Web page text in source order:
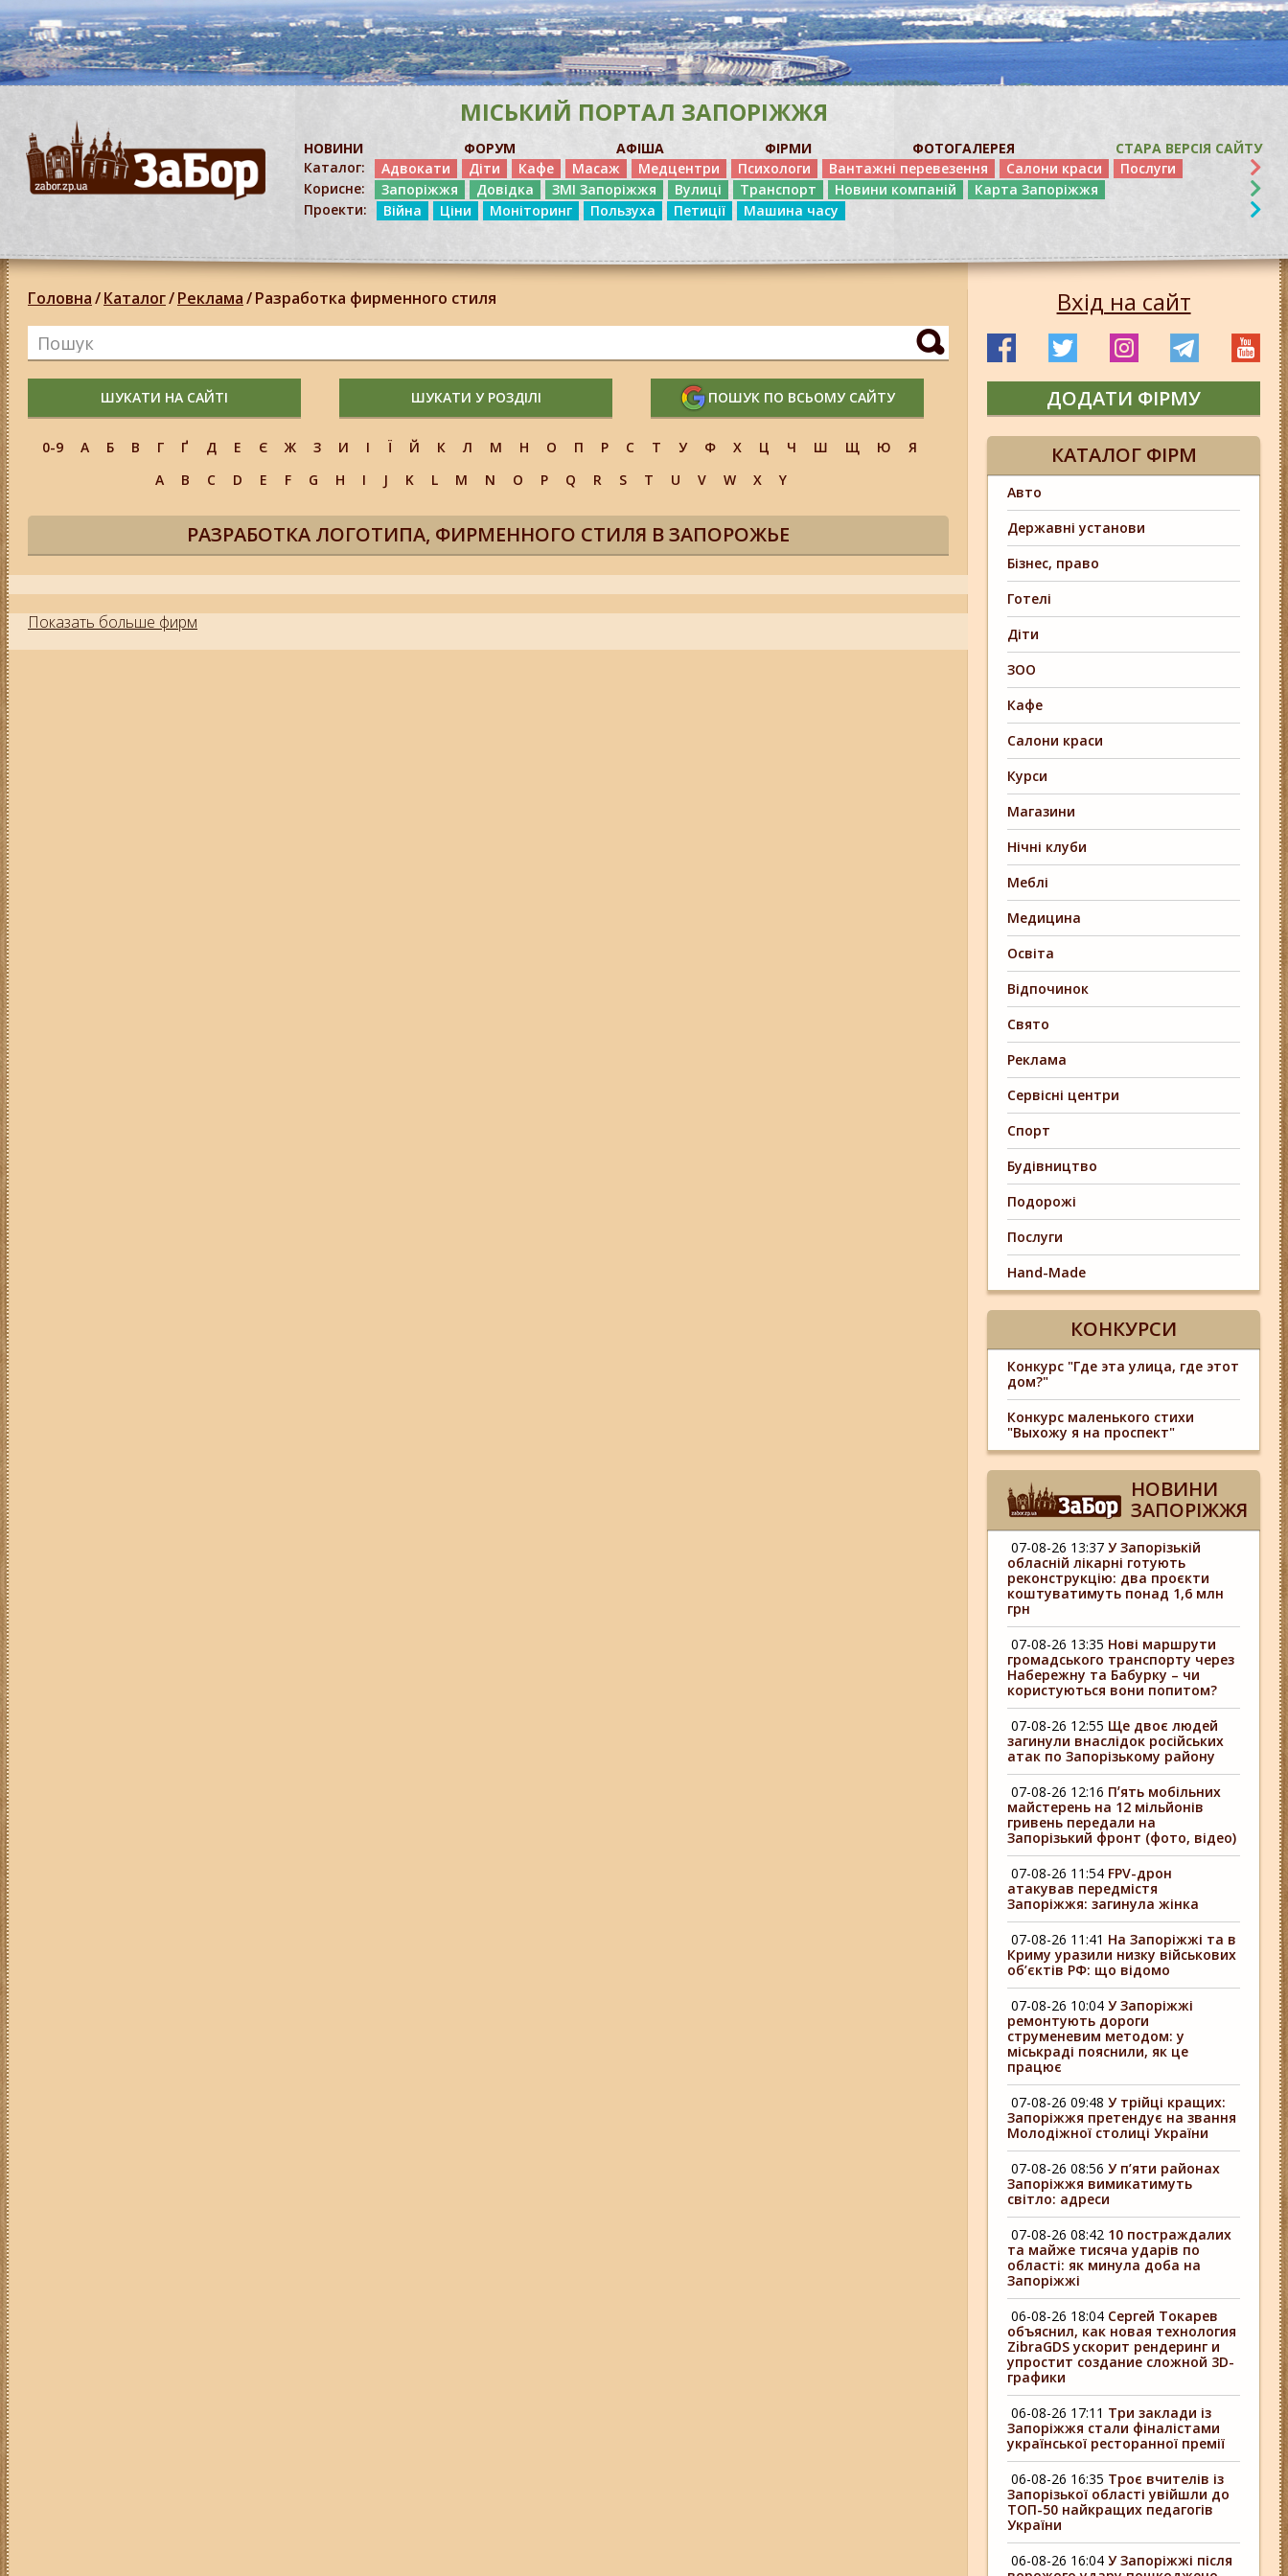
МІСЬКИЙ ПОРТАЛ ЗАПОРІЖЖЯ
НОВИНИ ФОРУМ АФІША ФІРМИ ФОТОГАЛЕРЕЯ
СТАРА ВЕРСІЯ САЙТУ
Каталог:
Адвокати Діти Кафе Масаж Медцентри Психологи Вантажні перевезення Салони краси
Послуги
Корисне:
Запоріжжя Довідка ЗМІ Запоріжжя Вулиці Транспорт Новини компаній
Карта Запоріжжя
Проекти:
Війна Ціни Моніторинг Пользуха Петиції Машина часу
Головна/Каталог/Реклама/Разработка фирменного стиля
ШУКАТИ НА САЙТІ ШУКАТИ У РОЗДІЛІ ПОШУК ПО ВСЬОМУ САЙТУ
0-9 А Б В Г Ґ Д Е Є Ж З И І Ї Й К Л М Н О П Р С Т У Ф Х Ц Ч Ш Щ Ю
Я
A
B C D E F G H I J K L M N O P Q R S T U V W X Y
РАЗРАБОТКА ЛОГОТИПА, ФИРМЕННОГО СТИЛЯ В ЗАПОРОЖЬЕ
Показать больше фирм
Вхід на сайт
ДОДАТИ ФІРМУ
КАТАЛОГ ФІРМ
Авто
Державні установи
Бізнес, право
Готелі
Діти
ЗОО
Кафе
Салони краси
Курси
Магазини
Нічні клуби
Меблі
Медицина
Освіта
Відпочинок
Свято
Реклама
Сервісні центри
Спорт
Будівництво
Подорожі
Послуги
Hand-Made
КОНКУРСИ
Конкурс "Где эта улица, где этот
дом?"
Конкурс маленького стихи
"Выхожу я на проспект"
НОВИНИ
ЗАПОРІЖЖЯ
07-08-26 13:37 У Запорізькій
обласній лікарні готують
реконструкцію: два проєкти
коштуватимуть понад 1,6 млн
грн
07-08-26 13:35 Нові маршрути
громадського транспорту через
Набережну та Бабурку – чи
користуються вони попитом?
07-08-26 12:55 Ще двоє людей
загинули внаслідок російських
атак по Запорізькому району
07-08-26 12:16 Пʼять мобільних
майстерень на 12 мільйонів
гривень передали на
Запорізький фронт (фото, відео)
07-08-26 11:54 FPV-дрон
атакував передмістя
Запоріжжя: загинула жінка
07-08-26 11:41 На Запоріжжі та в
Криму уразили низку військових
об’єктів РФ: що відомо
07-08-26 10:04 У Запоріжжі
ремонтують дороги
струменевим методом: у
міськраді пояснили, як це
працює
07-08-26 09:48 У трійці кращих:
Запоріжжя претендує на звання
Молодіжної столиці України
07-08-26 08:56 У п’яти районах
Запоріжжя вимикатимуть
світло: адреси
07-08-26 08:42 10 постраждалих
та майже тисяча ударів по
області: як минула доба на
Запоріжжі
06-08-26 18:04 Сергей Токарев
объяснил, как новая технология
ZibraGDS ускорит рендеринг и
упростит создание сложной 3D-
графики
06-08-26 17:11 Три заклади із
Запоріжжя стали фіналістами
української ресторанної премії
06-08-26 16:35 Троє вчителів із
Запорізької області увійшли до
ТОП-50 найкращих педагогів
України
06-08-26 16:04 У Запоріжжі після